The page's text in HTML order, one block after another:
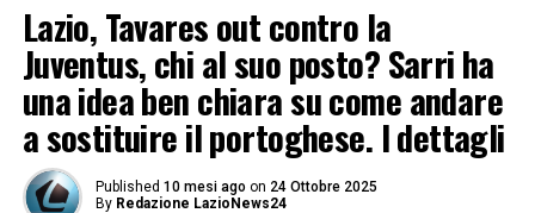
Lazio, Tavares out contro la
Juventus, chi al suo posto? Sarri ha
una idea ben chiara su come andare
a sostituire il portoghese. I dettagli
Published 10 mesi ago on 24 Ottobre 2025
By Redazione LazioNews24